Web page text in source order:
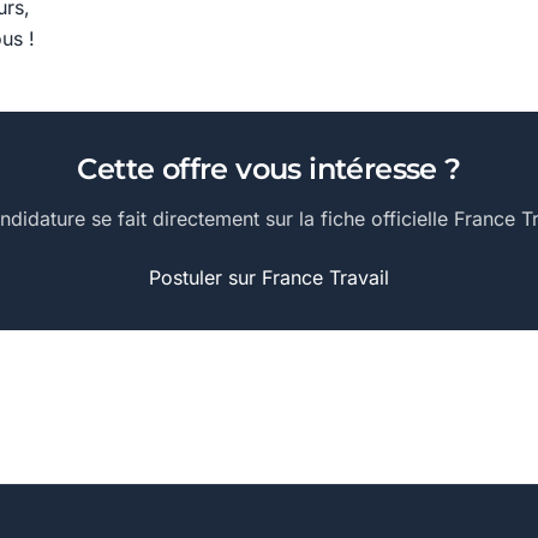
!
Cette offre vous intéresse ?
se fait directement sur la fiche officielle France
Postuler sur France Travail